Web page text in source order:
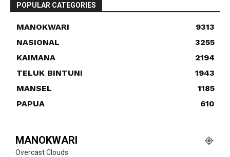
POPULAR CATEGORIES
MANOKWARI
9313
NASIONAL
3255
KAIMANA
2194
TELUK BINTUNI
1943
MANSEL
1185
PAPUA
610
MANOKWARI
Overcast Clouds